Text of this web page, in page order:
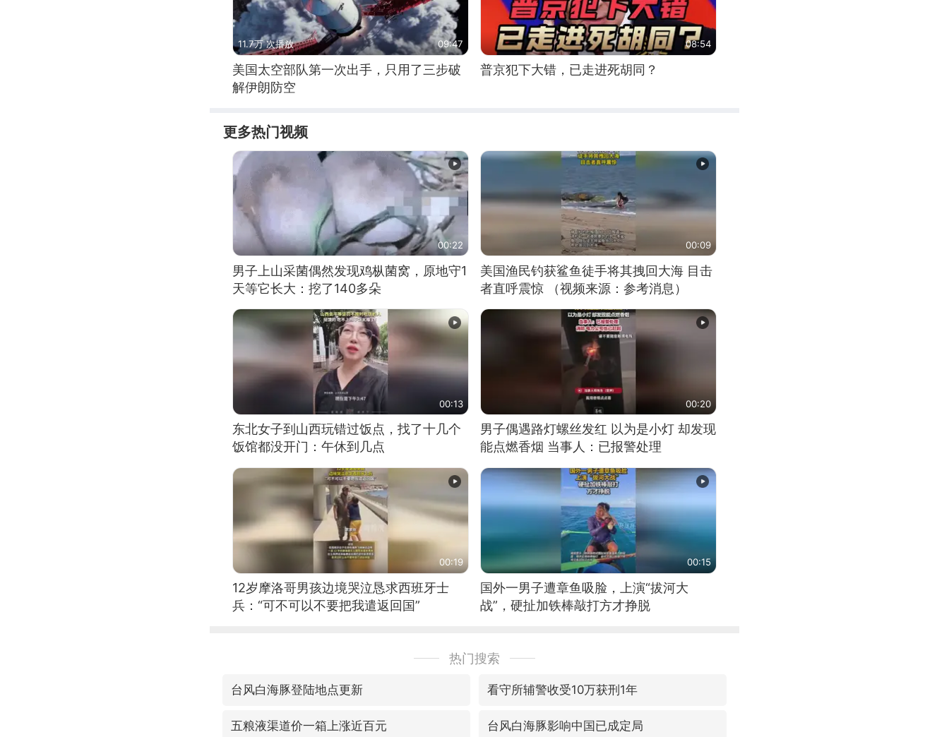
11.7万 次播放 09:47
美国太空部队第一次出手，只用了三步破
解伊朗防空
08:54
普京犯下大错，已走进死胡同？
更多热门视频
00:22
男子上山采菌偶然发现鸡枞菌窝，原地守1
天等它长大：挖了140多朵
00:09
美国渔民钓获鲨鱼徒手将其拽回大海 目击
者直呼震惊 （视频来源：参考消息）
00:13
东北女子到山西玩错过饭点，找了十几个
饭馆都没开门：午休到几点
00:20
男子偶遇路灯螺丝发红 以为是小灯 却发现
能点燃香烟 当事人：已报警处理
00:19
12岁摩洛哥男孩边境哭泣恳求西班牙士
兵：“可不可以不要把我遣返回国”
00:15
国外一男子遭章鱼吸脸，上演“拔河大
战”，硬扯加铁棒敲打方才挣脱
热门搜索
台风白海豚登陆地点更新 看守所辅警收受10万获刑1年
五粮液渠道价一箱上涨近百元 台风白海豚影响中国已成定局